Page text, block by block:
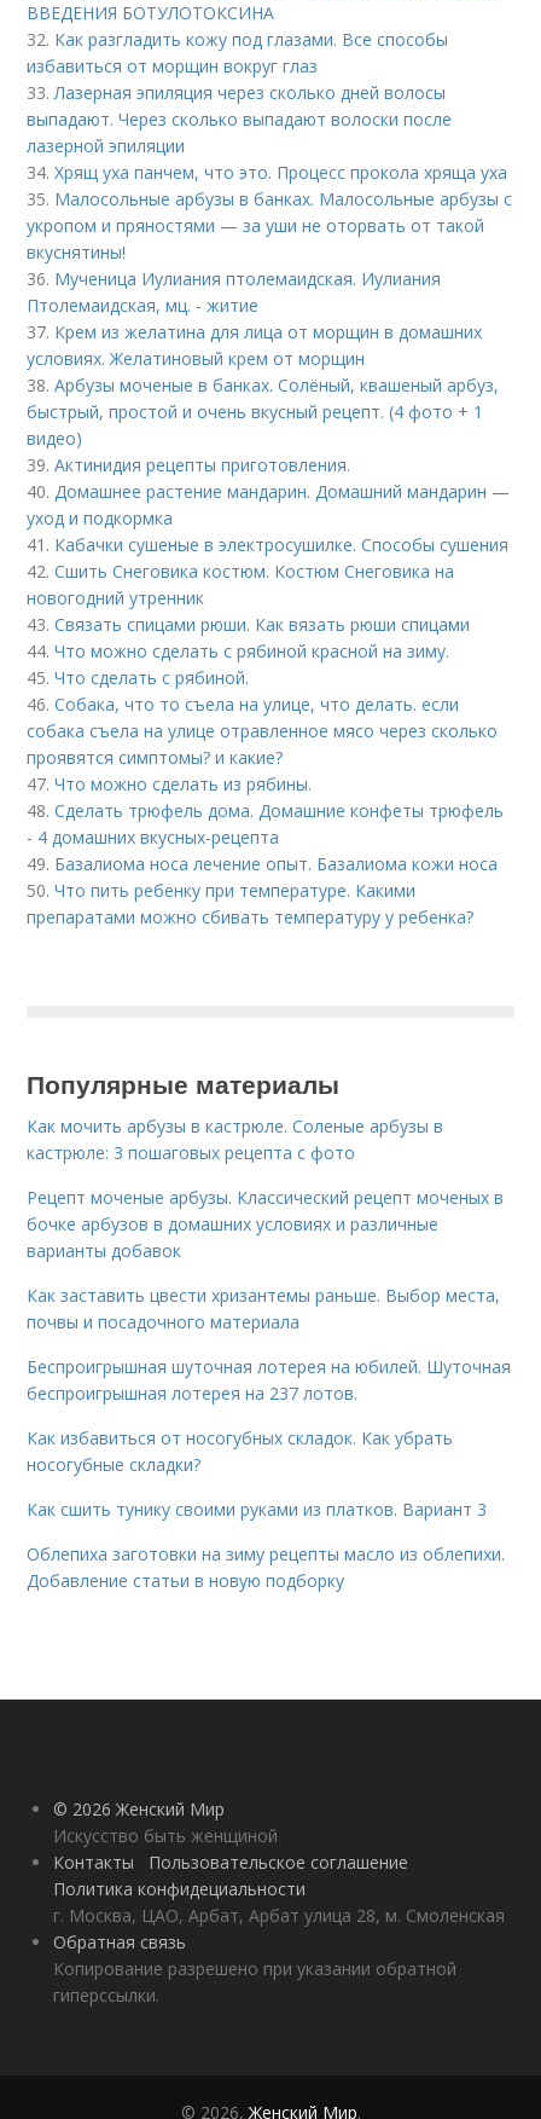
ВВЕДЕНИЯ БОТУЛОТОКСИНА
32. Как разгладить кожу под глазами. Все способы
избавиться от морщин вокруг глаз
33.Лазерная эпиляция через сколько дней волосы
выпадают. Через сколько выпадают волоски после
лазерной эпиляции
34.Хрящ уха панчем, что это. Процесс прокола хряща уха
35. Малосольные арбузы в банках. Малосольные арбузы с
укропом и пряностями — за уши не оторвать от такой
вкуснятины!
36. Мученица Иулиания птолемаидская. Иулиания
Птолемаидская, мц. - житие
37. Крем из желатина для лица от морщин в домашних
условиях. Желатиновый крем от морщин
38.Арбузы моченые в банках. Солёный, квашеный арбуз,
быстрый, простой и очень вкусный рецепт. (4 фото + 1
видео)
39.Актинидия рецепты приготовления.
40.Домашнее растение мандарин. Домашний мандарин —
уход и подкормка
41. Кабачки сушеные в электросушилке. Способы сушения
42.Сшить Снеговика костюм. Костюм Снеговика на
новогодний утренник
43.Связать спицами рюши. Как вязать рюши спицами
44.Что можно сделать с рябиной красной на зиму.
45.Что сделать с рябиной.
46.Собака, что то съела на улице, что делать. если
собака съела на улице отравленное мясо через сколько
проявятся симптомы? и какие?
47.Что можно сделать из рябины.
48.Сделать трюфель дома. Домашние конфеты трюфель
- 4 домашних вкусных-рецепта
49. Базалиома носа лечение опыт. Базалиома кожи носа
50.Что пить ребенку при температуре. Какими
препаратами можно сбивать температуру у ребенка?
Популярные материалы
Как мочить арбузы в кастрюле. Соленые арбузы в
кастрюле: 3 пошаговых рецепта с фото
Рецепт моченые арбузы. Классический рецепт моченых в
бочке арбузов в домашних условиях и различные
варианты добавок
Как заставить цвести хризантемы раньше. Выбор места,
почвы и посадочного материала
Беспроигрышная шуточная лотерея на юбилей. Шуточная
беспроигрышная лотерея на 237 лотов.
Как избавиться от носогубных складок. Как убрать
носогубные складки?
Как сшить тунику своими руками из платков. Вариант 3
Облепиха заготовки на зиму рецепты масло из облепихи.
Добавление статьи в новую подборку
© 2026 Женский Мир
Искусство быть женщиной
Контакты
Пользовательское соглашение
Политика конфидециальности
г. Москва, ЦАО, Арбат, Арбат улица 28, м. Смоленская
Обратная связь
Копирование разрешено при указании обратной
гиперссылки.
© 2026,Женский Мир.